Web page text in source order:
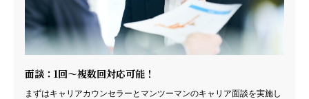
面談：1回～複数回対応可能！
まずはキャリアカウンセラーとマンツーマンのキャリア面談を実施し